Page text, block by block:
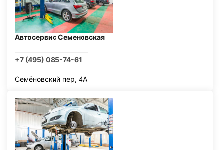
Автосервис Семеновская
+7 (495) 085-74-61
Семёновский пер, 4А